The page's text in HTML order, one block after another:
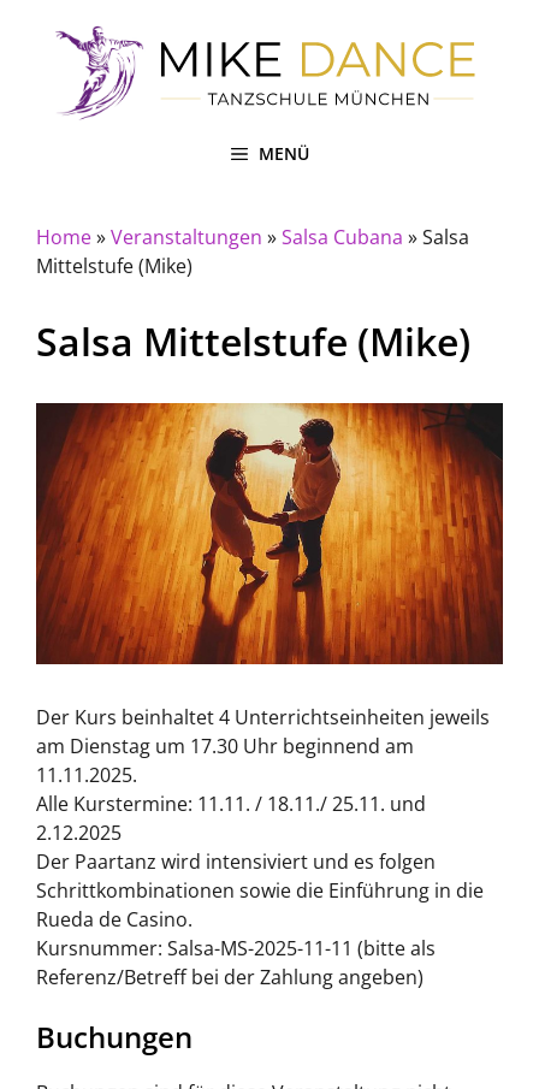
MENÜ
Home»Veranstaltungen »Salsa Cubana »Salsa
Mittelstufe (Mike)
Salsa Mittelstufe (Mike)
Der Kurs beinhaltet 4 Unterrichtseinheiten jeweils
am Dienstag um 17.30 Uhr beginnend am
11.11.2025.
Alle Kurstermine: 11.11. / 18.11./ 25.11. und
2.12.2025
Der Paartanz wird intensiviert und es folgen
Schrittkombinationen sowie die Einführung in die
Rueda de Casino.
Kursnummer: Salsa-MS-2025-11-11 (bitte als
Referenz/Betreff bei der Zahlung angeben)
Buchungen